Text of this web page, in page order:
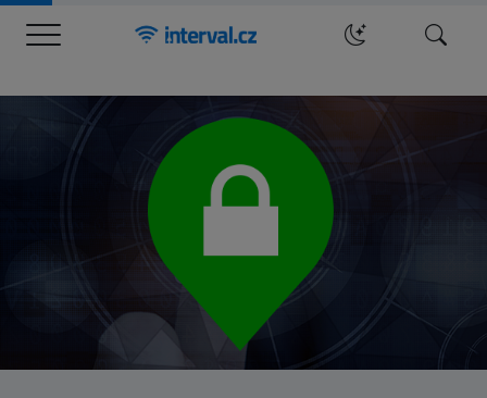
Menu Hledat